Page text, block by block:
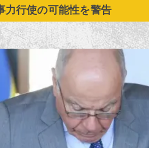
ホーム
ファション
エンターテイメント
グルメ
トラベル
力行使の可能性を警告